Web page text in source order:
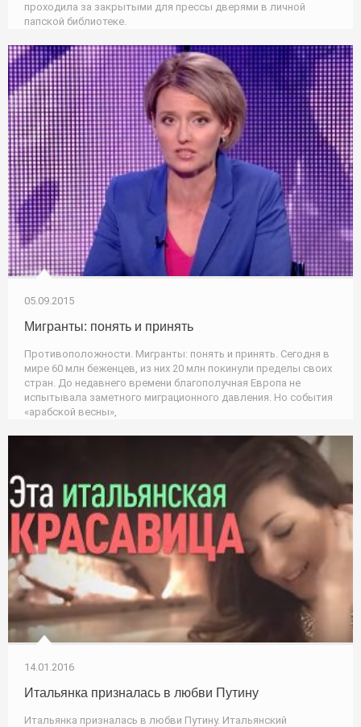
проходила за закрытыми для прессы дверями в личной
папской библиотеке.
05.09.2015
Мигранты: понять и принять
Противоположности. Мигранты: понять и принять. Сегодня в
мире 60 млн беженцев, из них 20 млн покинули пределы своих
стран. До недавнего времени благополучная Европа не
испытывала заметного миграционного давления. Но события
«арабской весны»,
14.01.2016
Итальянка призналась в любви Путину
Итальянка призналась в любви Путину. Итальянский